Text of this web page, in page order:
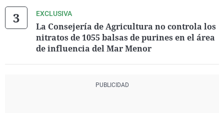
EXCLUSIVA
La Consejería de Agricultura no controla los
nitratos de 1055 balsas de purines en el área
de influencia del Mar Menor